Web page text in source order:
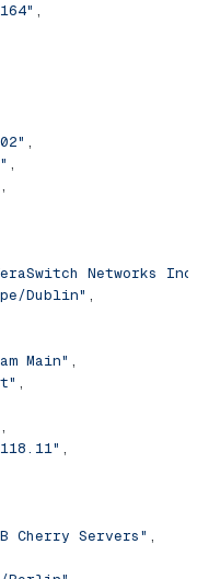
,
,
,
,
Networks
Dublin" ,
Main" ,
,
,
,
Cherry Servers" ,